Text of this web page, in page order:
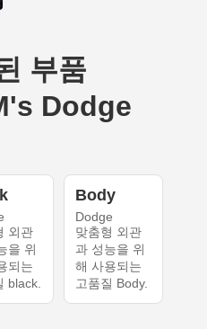
부품
Dodge
외관
을 위
되는
black.
Body
Dodge
맞춤형 외관
과 성능을 위
해 사용되는
고품질 Body.